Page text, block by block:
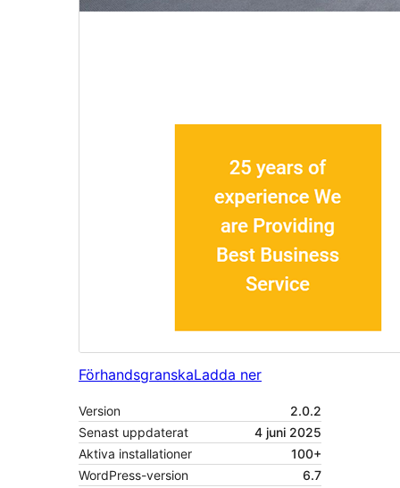
FörhandsgranskaLadda ner
Version
2.0.2
Senast uppdaterat
4 juni 2025
Aktiva installationer
100+
WordPress-version
6.7